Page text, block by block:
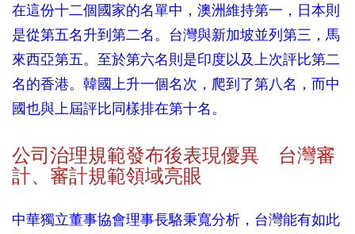
在這份十二個國家的名單中，澳洲維持第一，日本則
是從第五名升到第二名。台灣與新加坡並列第三，馬
來西亞第五。至於第六名則是印度以及上次評比第二
名的香港。韓國上升一個名次，爬到了第八名，而中
國也與上屆評比同樣排在第十名。
公司治理規範發布後表現優異 台灣審
計、審計規範領域亮眼
中華獨立董事協會理事長駱秉寬分析，台灣能有如此